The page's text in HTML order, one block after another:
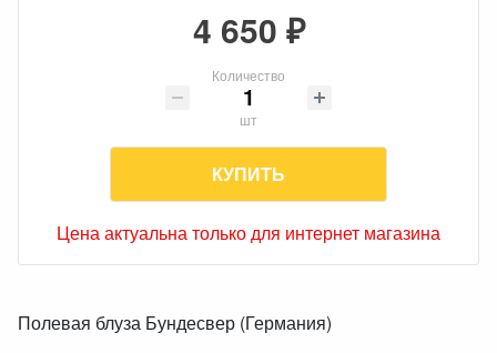
4 650 ₽
Количество
шт
КУПИТЬ
Цена актуальна только для интернет магазина
Полевая блуза Бундесвер (Германия)